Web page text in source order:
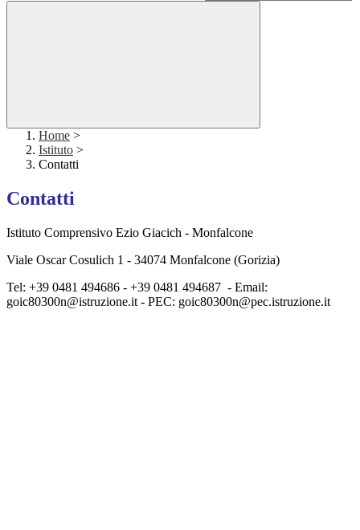
Home >
Istituto >
Contatti
Contatti
Istituto Comprensivo Ezio Giacich - Monfalcone
Viale Oscar Cosulich 1 - 34074 Monfalcone (Gorizia)
Tel: +39 0481 494686 - +39 0481 494687 - Email:
goic80300n@istruzione.it - PEC: goic80300n@pec.istruzione.it